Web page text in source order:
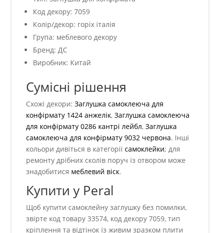
Код декору: 7059
Колір/декор: горіх італія
Група: меблевого декору
Бренд: ДС
Виробник: Китай
Сумісні рішення
Схожі декори:Заглушка самоклеюча для
конфірмату 1424 анжелік,Заглушка самоклеюча
для конфірмату 0286 кантрі лейбл,Заглушка
самоклеюча для конфірмату 9032 червона. Інші
кольори дивіться в категоріїсамоклейки; для
ремонту дрібних сколів поруч із отвором може
знадобитися меблевий віск.
Купити у Peral
Щоб купити самоклейну заглушку без помилки,
звірте код товару 33574, код декору 7059, тип
кріплення та відтінок із живим зразком плити